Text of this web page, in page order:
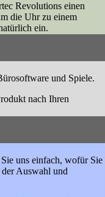
Revolutions einen
die Uhr zu einem
ein.
und Spiele.
nach Ihren
uns einfach, wofür Sie
Auswahl und